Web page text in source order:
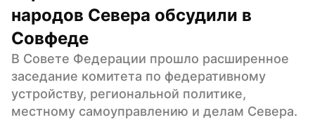
народов Севера обсудили в
Совфеде
В Совете Федерации прошло расширенное
заседание комитета по федеративному
устройству, региональной политике,
местному самоуправлению и делам Севера.